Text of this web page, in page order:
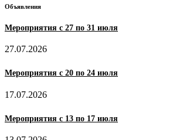
Объявления
Мероприятия с 27 по 31 июля
27.07.2026
Мероприятия с 20 по 24 июля
17.07.2026
Мероприятия с 13 по 17 июля